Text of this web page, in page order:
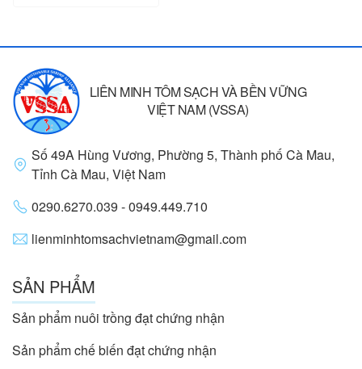
LIÊN MINH TÔM SẠCH VÀ BỀN VỮNG
VIỆT NAM (VSSA)
Số 49A Hùng Vương, Phường 5, Thành phố Cà Mau,
Tỉnh Cà Mau, Việt Nam
0290.6270.039 - 0949.449.710
lienminhtomsachvietnam@gmail.com
SẢN PHẨM
Sản phẩm nuôi trồng đạt chứng nhận
Sản phẩm chế biến đạt chứng nhận